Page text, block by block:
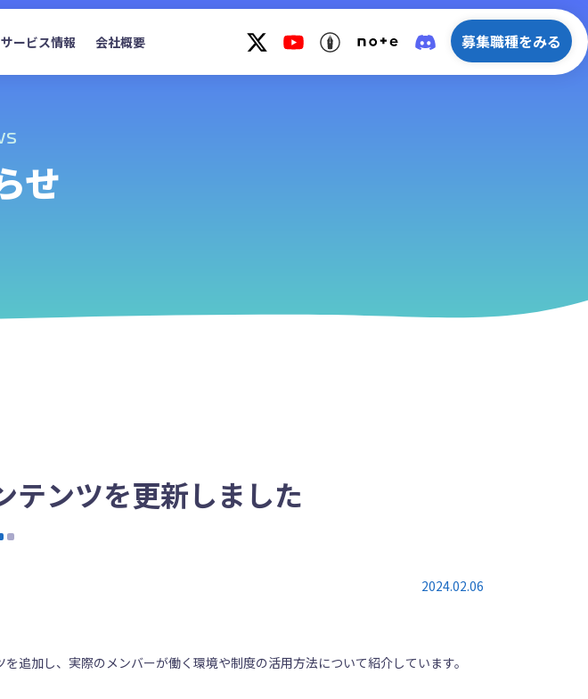
サービス情報 会社概要 募集職種をみる
せ
テンツを更新しました
2024.02.06
追加し、 実際のメンバーが働く環境や制度の活用方法について紹介しています。